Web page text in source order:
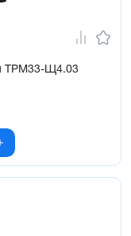
ТРМ33-Щ4.03